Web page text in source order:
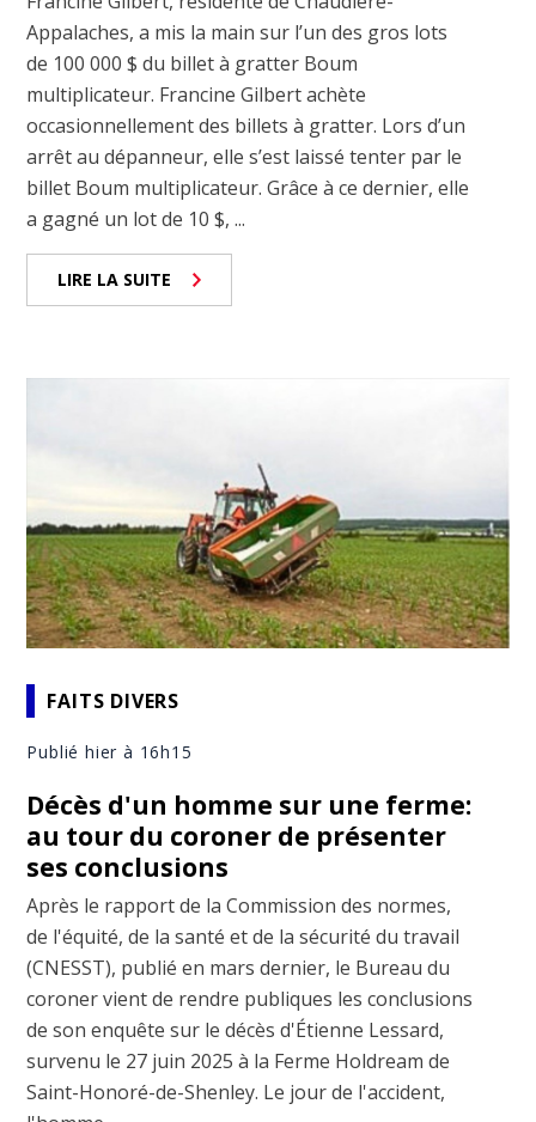
Appalaches, a mis la main sur l’un des gros lots
de 100 000 $ du billet à gratter Boum
multiplicateur. Francine Gilbert achète
occasionnellement des billets à gratter. Lors d’un
arrêt au dépanneur, elle s’est laissé tenter par le
billet Boum multiplicateur. Grâce à ce dernier, elle
a gagné un lot de 10 $, ...
LIRE LA SUITE
FAITS DIVERS
Publié hier à 16h15
Décès d'un homme sur une ferme:
au tour du coroner de présenter
ses conclusions
Après le rapport de la Commission des normes,
de l'équité, de la santé et de la sécurité du travail
(CNESST), publié en mars dernier, le Bureau du
coroner vient de rendre publiques les conclusions
de son enquête sur le décès d'Étienne Lessard,
survenu le 27 juin 2025 à la Ferme Holdream de
Saint-Honoré-de-Shenley. Le jour de l'accident,